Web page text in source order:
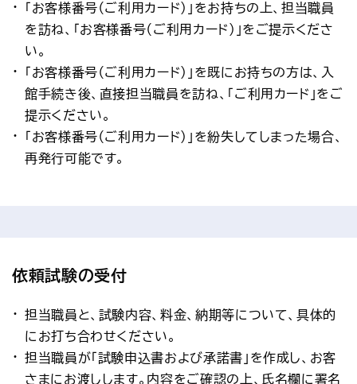
「お客様番号（ご利用カード）」をお持ちの上、担当職員
を訪ね、「お客様番号（ご利用カード）」をご提示くださ
い。
「お客様番号（ご利用カード）」を既にお持ちの方は、入
館手続き後、直接担当職員を訪ね、「ご利用カード」をご
提示ください。
「お客様番号（ご利用カード）」を紛失してしまった場合、
再発行可能です。
依頼試験の受付
担当職員と、試験内容、料金、納期等について、具体的
にお打ち合わせください。
担当職員が「試験申込書および承諾書」を作成し、お客
さまにお渡しします。内容をご確認の上、氏名欄に署名